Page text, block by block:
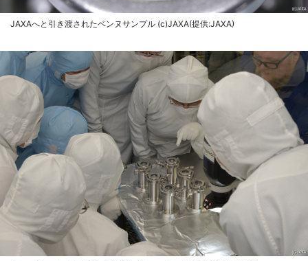
JAXAへと引き渡されたベンヌサンプル (c)JAXA(提供:JAXA)